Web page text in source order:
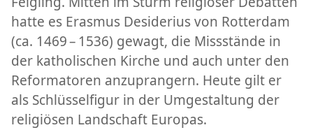
hatte es Erasmus Desiderius von Rotterdam
(ca. 1469 – 1536) gewagt, die Missstände in
der katholischen Kirche und auch unter den
Reformatoren anzuprangern. Heute gilt er
als Schlüsselfigur in der Umgestaltung der
religiösen Landschaft Europas.